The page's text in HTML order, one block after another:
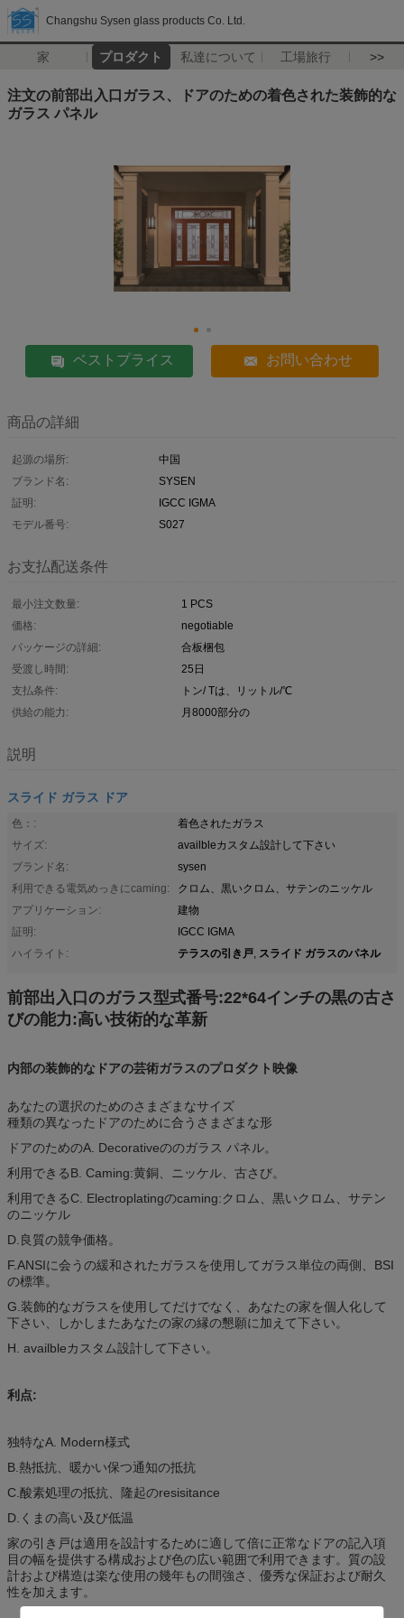
Changshu Sysen glass products Co. Ltd.
家 プロダクト 私達について 工場旅行 >>
注文の前部出入口ガラス、ドアのための着色された装飾的な
ガラス パネル
ベストプライス お問い合わせ
商品の詳細
起源の場所:
中国
ブランド名:
SYSEN
証明:
IGCC IGMA
モデル番号:
S027
お支払配送条件
最小注文数量:
1 PCS
価格:
negotiable
パッケージの詳細:
合板梱包
受渡し時間:
25日
支払条件:
トン/ Tは、リットル/℃
供給の能力:
月8000部分の
説明
スライド ガラス ドア
色：:
着色されたガラス
サイズ:
availbleカスタム設計して下さい
ブランド名:
sysen
利用できる電気めっきにcaming:
クロム、黒いクロム、サテンのニッケル
アプリケーション:
建物
証明:
IGCC IGMA
ハイライト:
テラスの引き戸, スライド ガラスのパネル
前部出入口のガラス型式番号:22*64インチの黒の古さ
びの能力:高い技術的な革新
内部の装飾的なドアの芸術ガラスのプロダクト映像
あなたの選択のためのさまざまなサイズ
種類の異なったドアのために合うさまざまな形
ドアのためのA. Decorativeののガラス パネル。
利用できるB. Caming:黄銅、ニッケル、古さび。
利用できるC. Electroplatingのcaming:クロム、黒いクロム、サテン
のニッケル
D.良質の競争価格。
F.ANSIに会うの緩和されたガラスを使用してガラス単位の両側、BSI
の標準。
G.装飾的なガラスを使用してだけでなく、あなたの家を個人化して
下さい、しかしまたあなたの家の縁の懇願に加えて下さい。
H. availbleカスタム設計して下さい。
利点:
独特なA. Modern様式
B.熱抵抗、暖かい保つ通知の抵抗
C.酸素処理の抵抗、隆起のresisitance
D.くまの高い及び低温
家の引き戸は適用を設計するために適して倍に正常なドアの記入項
目の幅を提供する構成および色の広い範囲で利用できます。質の設
計および構造は楽な使用の幾年もの間強さ、優秀な保証および耐久
性を加えます。